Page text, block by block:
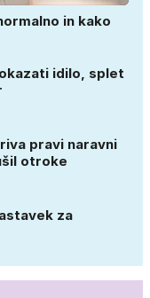
in kako
idilo, splet
pravi naravni
otroke
za